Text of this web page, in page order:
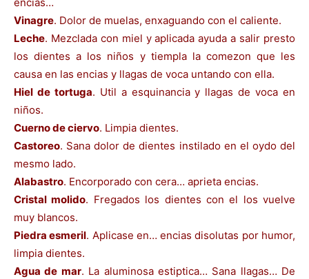
encias…
Vinagre. Dolor de muelas, enxaguando con el caliente.
Leche. Mezclada con miel y aplicada ayuda a salir presto
los dientes a los niños y tiempla la comezon que les
causa en las encias y llagas de voca untando con ella.
Hiel de tortuga. Util a esquinancia y llagas de voca en
niños.
Cuerno de ciervo. Limpia dientes.
Castoreo. Sana dolor de dientes instilado en el oydo del
mesmo lado.
Alabastro. Encorporado con cera… aprieta encias.
Cristal molido. Fregados los dientes con el los vuelve
muy blancos.
Piedra esmeril. Aplicase en… encias disolutas por humor,
limpia dientes.
Agua de mar. La aluminosa estiptica… Sana llagas… De